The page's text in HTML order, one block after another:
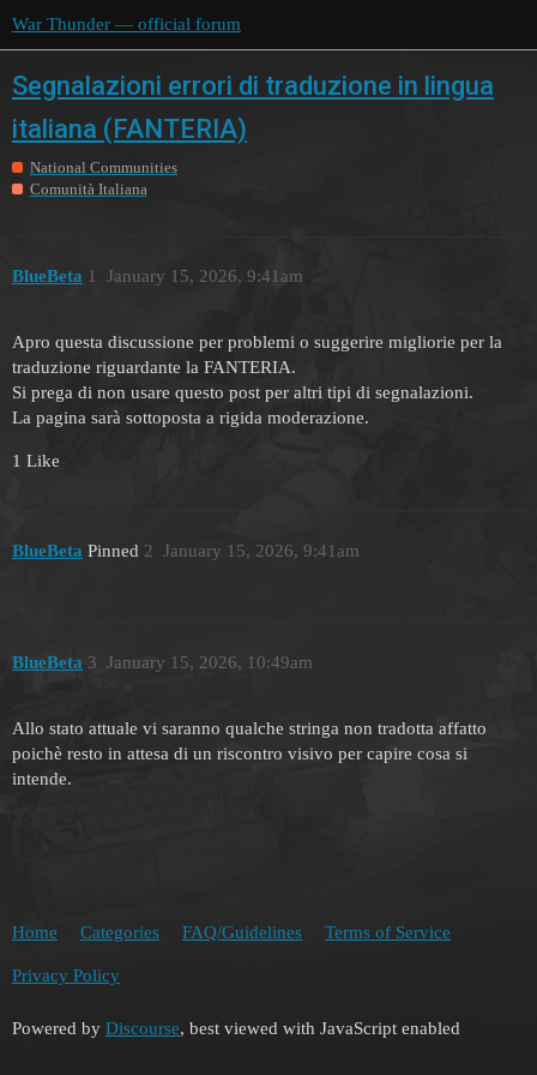
War Thunder — official forum
Segnalazioni errori di traduzione in lingua
italiana (FANTERIA)
National Communities
Comunità Italiana
BlueBeta January 15, 2026, 9:41am
1
Apro questa discussione per problemi o suggerire migliorie per la
traduzione riguardante la FANTERIA.
Si prega di non usare questo post per altri tipi di segnalazioni.
La pagina sarà sottoposta a rigida moderazione.
1 Like
BlueBeta Pinned January 15, 2026, 9:41am
2
BlueBeta January 15, 2026, 10:49am
3
Allo stato attuale vi saranno qualche stringa non tradotta affatto
poichè resto in attesa di un riscontro visivo per capire cosa si
intende.
Home Categories FAQ/Guidelines Terms of Service
Privacy Policy
Powered by Discourse, best viewed with JavaScript enabled